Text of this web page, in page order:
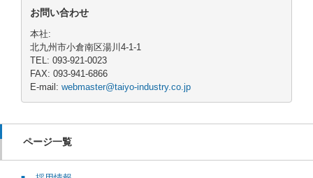
お問い合わせ
本社:
北九州市小倉南区湯川4-1-1
TEL: 093-921-0023
FAX: 093-941-6866
E-mail: webmaster@taiyo-industry.co.jp
ページ一覧